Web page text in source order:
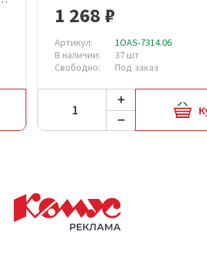
1 268 ₽
Артикул:
1OAS-7314.06
В наличии:
37 шт
Свободно:
Под заказ